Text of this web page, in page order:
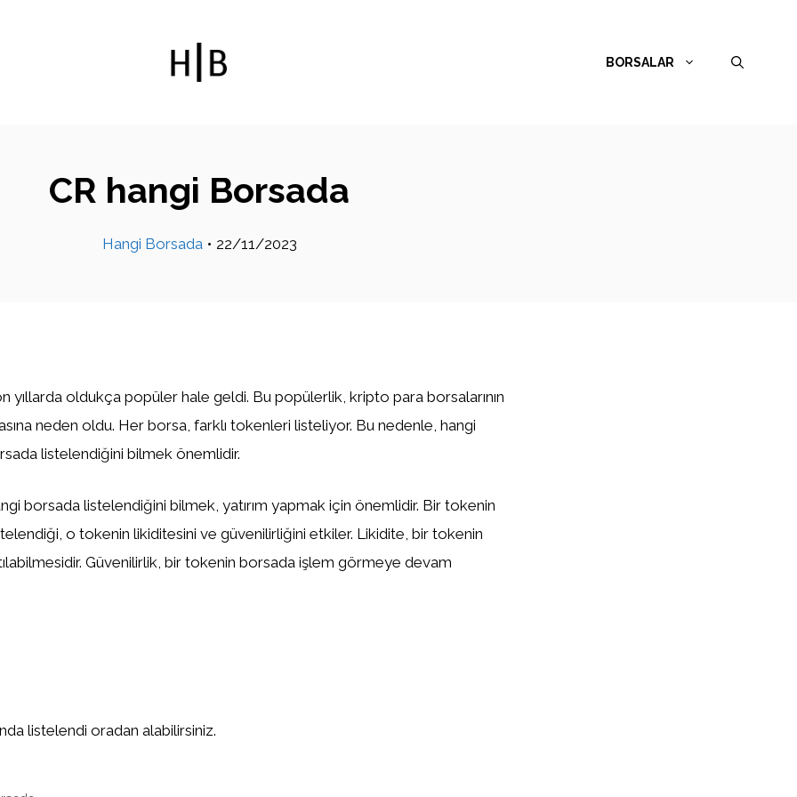
BORSALAR
CR hangi Borsada
Hangi Borsada • 22/11/2023
yıllarda oldukça popüler hale geldi. Bu popülerlik, kripto para borsalarının
neden oldu. Her borsa, farklı tokenleri listeliyor. Bu nedenle, hangi
listelendiğini bilmek önemlidir.
borsada listelendiğini bilmek, yatırım yapmak için önemlidir. Bir tokenin
o tokenin likiditesini ve güvenilirliğini etkiler. Likidite, bir tokenin
Güvenilirlik, bir tokenin borsada işlem görmeye devam
listelendi oradan alabilirsiniz.